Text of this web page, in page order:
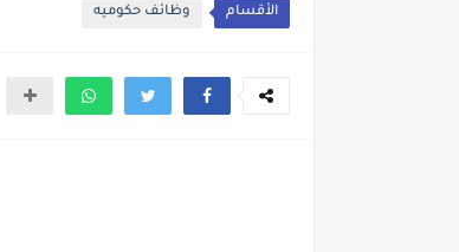
الأقسام وظائف حكوميه